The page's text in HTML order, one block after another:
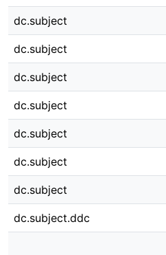
dc.subject
dc.subject
dc.subject
dc.subject
dc.subject
dc.subject
dc.subject
dc.subject.ddc